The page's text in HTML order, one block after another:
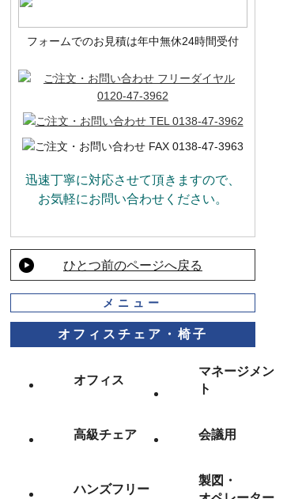
フォームでのお見積は年中無休24時間受付
迅速丁寧に対応させて頂きますので、
お気軽にお問い合わせください。
ひとつ前のページへ戻る
メニュー
オフィスチェア・椅子
オフィス
マネージメン
ト
高級チェア 会議用
ハンズフリー
製図・